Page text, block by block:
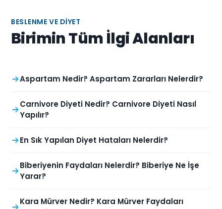
BESLENME VE DIYET
Birimin Tüm İlgi Alanları
Aspartam Nedir? Aspartam Zararları Nelerdir?
Carnivore Diyeti Nedir? Carnivore Diyeti Nasıl
Yapılır?
En Sık Yapılan Diyet Hataları Nelerdir?
Biberiyenin Faydaları Nelerdir? Biberiye Ne İşe
Yarar?
Kara Mürver Nedir? Kara Mürver Faydaları